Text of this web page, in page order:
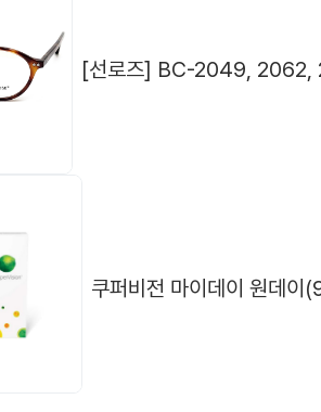
[선로즈] BC-2049, 2062,
쿠퍼비전 마이데이 원데이